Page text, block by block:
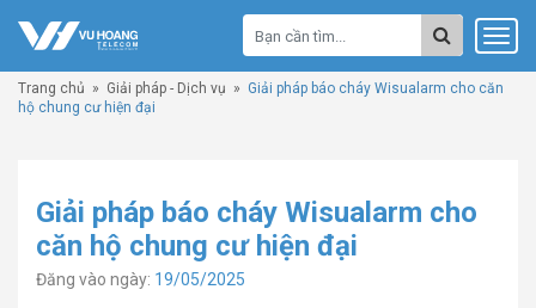
Trang chủ » Giải pháp - Dịch vụ » Giải pháp báo cháy Wisualarm cho căn
hộ chung cư hiện đại
Giải pháp báo cháy Wisualarm cho
căn hộ chung cư hiện đại
Đăng vào ngày: 19/05/2025